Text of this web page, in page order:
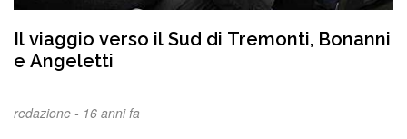
Il viaggio verso il Sud di Tremonti, Bonanni
e Angeletti
redazione - 16 anni fa